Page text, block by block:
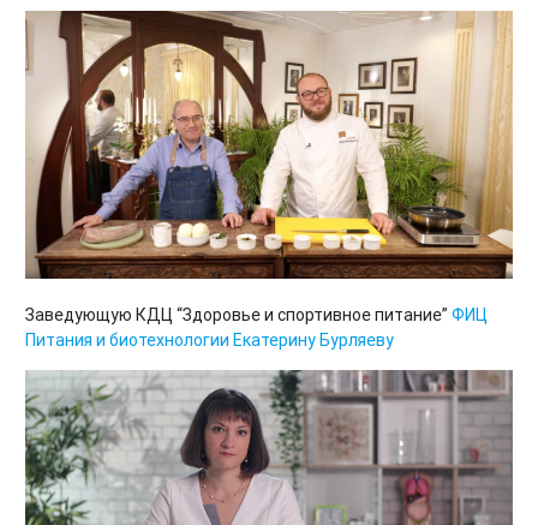
Заведующую КДЦ “Здоровье и спортивное питание” ФИЦ
Питания и биотехнологии Екатерину Бурляеву